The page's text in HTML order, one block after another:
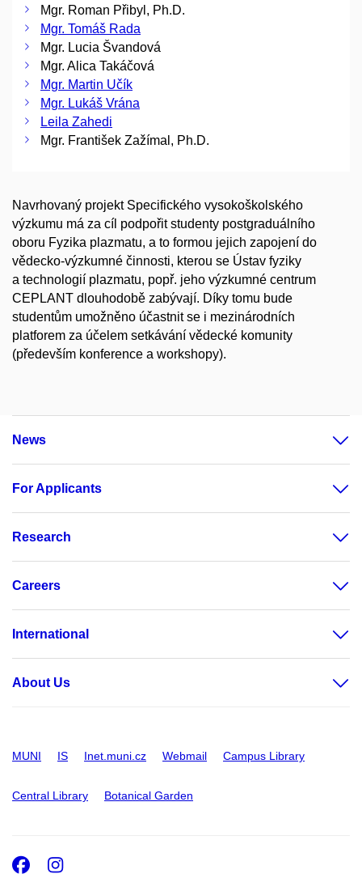
Mgr. Roman Přibyl, Ph.D.
Mgr. Tomáš Rada
Mgr. Lucia Švandová
Mgr. Alica Takáčová
Mgr. Martin Učík
Mgr. Lukáš Vrána
Leila Zahedi
Mgr. František Zažímal, Ph.D.
Navrhovaný projekt Specifického vysokoškolského
výzkumu má za cíl podpořit studenty postgraduálního
oboru Fyzika plazmatu, a to formou jejich zapojení do
vědecko-výzkumné činnosti, kterou se Ústav fyziky
a technologií plazmatu, popř. jeho výzkumné centrum
CEPLANT dlouhodobě zabývají. Díky tomu bude
studentům umožněno účastnit se i mezinárodních
platforem za účelem setkávání vědecké komunity
(především konference a workshopy).
News
For Applicants
Research
Careers
International
About Us
MUNI IS Inet.muni.cz Webmail Campus Library
Central Library Botanical Garden
Facebook
Instagram